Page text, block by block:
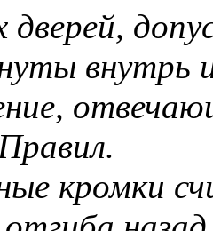
внутрь
кромки